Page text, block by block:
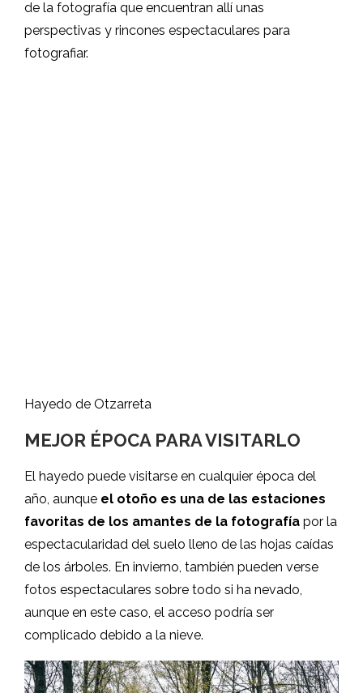
de la fotografía que encuentran allí unas
perspectivas y rincones espectaculares para
fotografiar.
El hayedo puede visitarse en cualquier época del
favoritas de los amantes de la fotografía
de los árboles. En invierno, también pueden verse
fotos espectaculares sobre todo si ha nevado,
aunque en este caso, el acceso podría ser
complicado debido a la nieve.